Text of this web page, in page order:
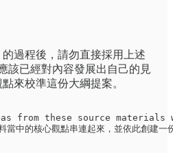
過程後，請勿直接採用上述
該已經對內容發展出自己的見
來校準這份大綱提案。
from these source
中的核心觀點串連起來，並依此創建一